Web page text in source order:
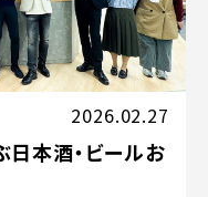
2026.02.27
日本酒・ビールお